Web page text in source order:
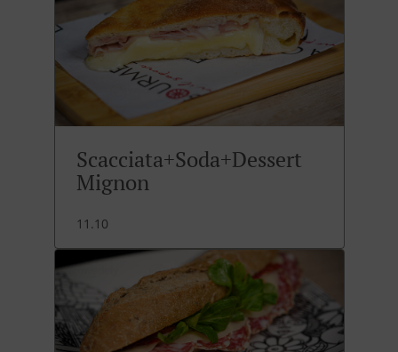
Scacciata+Soda+Dessert
Mignon
11.10